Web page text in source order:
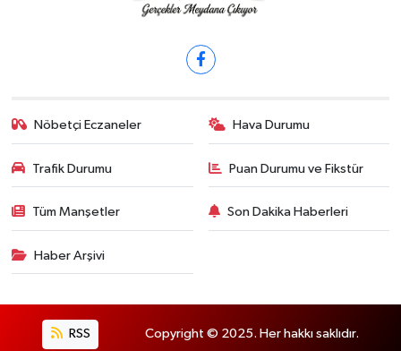
Nöbetçi Eczaneler Hava Durumu
Trafik Durumu Puan Durumu ve Fikstür
Tüm Manşetler Son Dakika Haberleri
Haber Arşivi
RSS Copyright © 2025. Her hakkı saklıdır.